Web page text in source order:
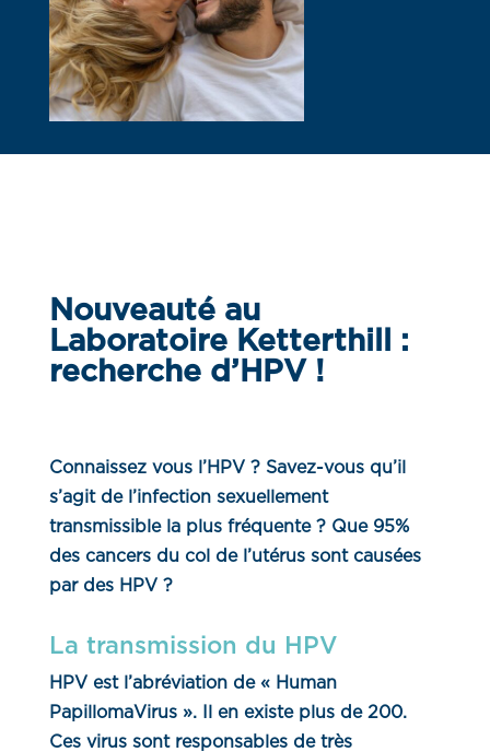
Nouveauté au
Laboratoire Ketterthill :
recherche d’HPV !
Connaissez vous l’HPV ? Savez-vous qu’il
s’agit de l’infection sexuellement
transmissible la plus fréquente ? Que 95%
des cancers du col de l’utérus sont causées
par des HPV ?
La transmission du HPV
HPV est l’abréviation de « Human
PapillomaVirus ». Il en existe plus de 200.
Ces virus sont responsables de très